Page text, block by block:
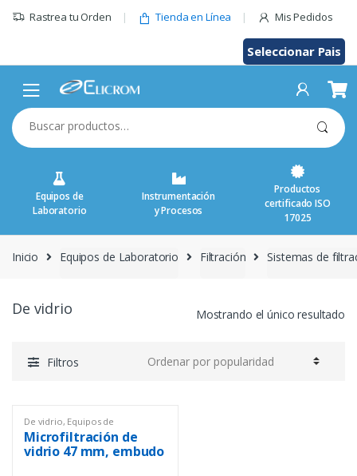
Rastrea tu Orden Tienda en Línea Mis Pedidos
Seleccionar Pais
Buscar
por:
Equipos de
Laboratorio
Instrumentación
y Procesos
Productos
certificado ISO
17025
Inicio Equipos de Laboratorio Filtración Sistemas de
De vidrio Mostrando el único resultado
Filtros
De vidrio, Equipos de
Laboratorio , Filtración Sistemas
de filtración
Microfiltración de
vidrio 47 mm, embudo